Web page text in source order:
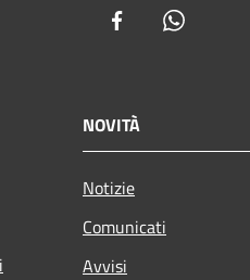
Facebook
NOVITÀ
Notizie
Comunicati
Avvisi